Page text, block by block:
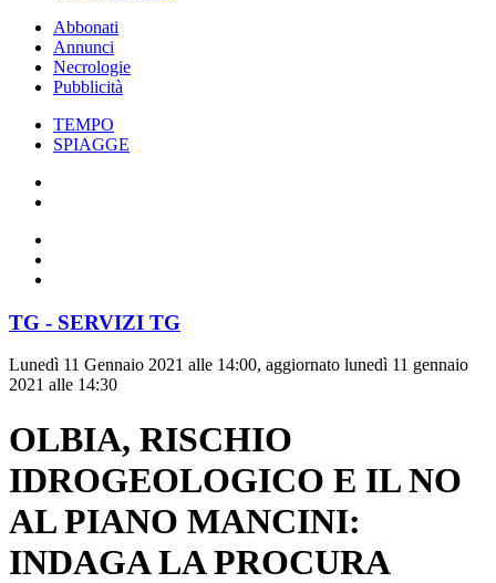
Abbonati
Annunci
Necrologie
Pubblicità
TEMPO
SPIAGGE
TG - SERVIZI TG
Lunedì 11 Gennaio 2021 alle 14:00, aggiornato lunedì 11 gennaio
2021 alle 14:30
OLBIA, RISCHIO
IDROGEOLOGICO E IL NO
AL PIANO MANCINI:
INDAGA LA PROCURA